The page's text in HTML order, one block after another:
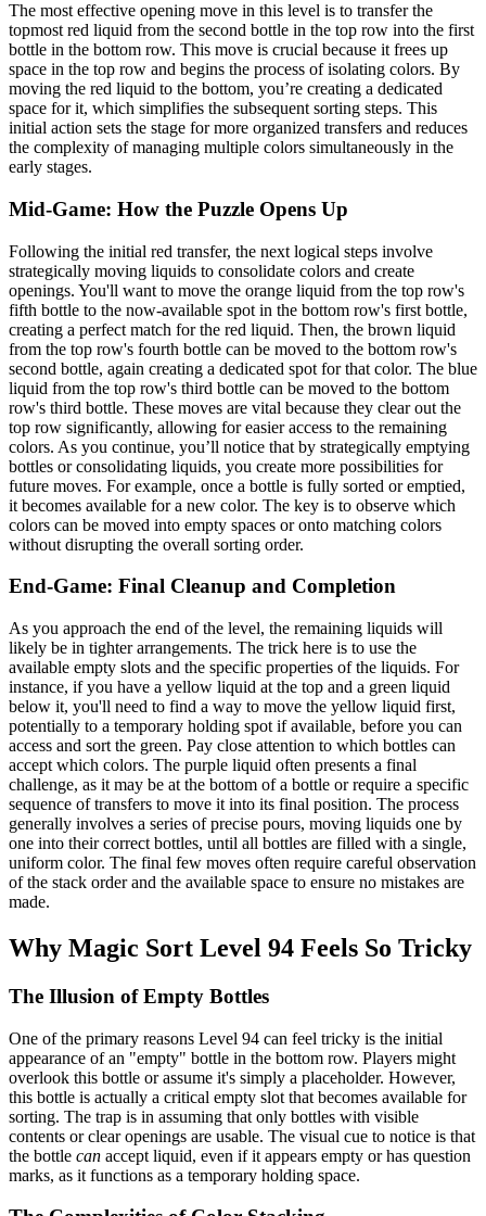
The most effective opening move in this level is to transfer the
topmost red liquid from the second bottle in the top row into the first
bottle in the bottom row. This move is crucial because it frees up
space in the top row and begins the process of isolating colors. By
moving the red liquid to the bottom, you’re creating a dedicated
space for it, which simplifies the subsequent sorting steps. This
initial action sets the stage for more organized transfers and reduces
the complexity of managing multiple colors simultaneously in the
early stages.
Mid-Game: How the Puzzle Opens Up
Following the initial red transfer, the next logical steps involve
strategically moving liquids to consolidate colors and create
openings. You'll want to move the orange liquid from the top row's
fifth bottle to the now-available spot in the bottom row's first bottle,
creating a perfect match for the red liquid. Then, the brown liquid
from the top row's fourth bottle can be moved to the bottom row's
second bottle, again creating a dedicated spot for that color. The blue
liquid from the top row's third bottle can be moved to the bottom
row's third bottle. These moves are vital because they clear out the
top row significantly, allowing for easier access to the remaining
colors. As you continue, you’ll notice that by strategically emptying
bottles or consolidating liquids, you create more possibilities for
future moves. For example, once a bottle is fully sorted or emptied,
it becomes available for a new color. The key is to observe which
colors can be moved into empty spaces or onto matching colors
without disrupting the overall sorting order.
End-Game: Final Cleanup and Completion
As you approach the end of the level, the remaining liquids will
likely be in tighter arrangements. The trick here is to use the
available empty slots and the specific properties of the liquids. For
instance, if you have a yellow liquid at the top and a green liquid
below it, you'll need to find a way to move the yellow liquid first,
potentially to a temporary holding spot if available, before you can
access and sort the green. Pay close attention to which bottles can
accept which colors. The purple liquid often presents a final
challenge, as it may be at the bottom of a bottle or require a specific
sequence of transfers to move it into its final position. The process
generally involves a series of precise pours, moving liquids one by
one into their correct bottles, until all bottles are filled with a single,
uniform color. The final few moves often require careful observation
of the stack order and the available space to ensure no mistakes are
made.
Why Magic Sort Level 94 Feels So Tricky
The Illusion of Empty Bottles
One of the primary reasons Level 94 can feel tricky is the initial
appearance of an "empty" bottle in the bottom row. Players might
overlook this bottle or assume it's simply a placeholder. However,
this bottle is actually a critical empty slot that becomes available for
sorting. The trap is in assuming that only bottles with visible
contents or clear openings are usable. The visual cue to notice is that
the bottle can accept liquid, even if it appears empty or has question
marks, as it functions as a temporary holding space.